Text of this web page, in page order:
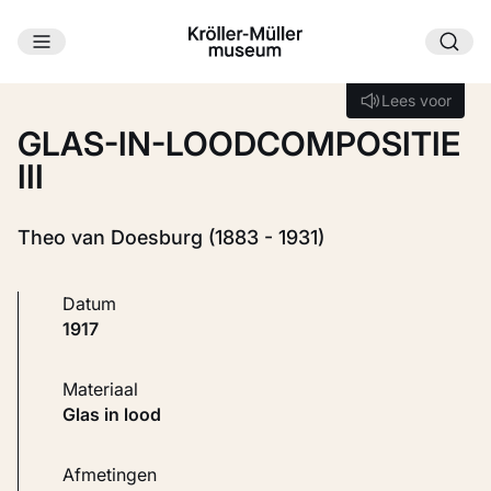
Ga naar hoofdinhoud
Lees voor
Lees voor
GLAS-IN-LOODCOMPOSITIE
III
Theo van Doesburg (1883 - 1931)
Datum
1917
Materiaal
Glas in lood
Afmetingen